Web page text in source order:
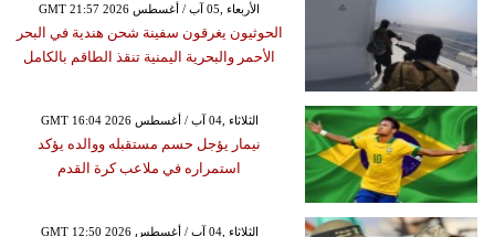
GMT 21:57 2026 الأربعاء ,05 آب / أغسطس
الحوثيون يغرقون سفينة شحن هندية في البحر
الأحمر والبحرية اليمنية تنقذ الطاقم بالكامل
GMT 16:04 2026 الثلاثاء ,04 آب / أغسطس
نيمار يؤجل حسم مستقبله ووالده يؤكد
استمراره في ملاعب كرة القدم
GMT 12:50 2026 الثلاثاء ,04 آب / أغسطس